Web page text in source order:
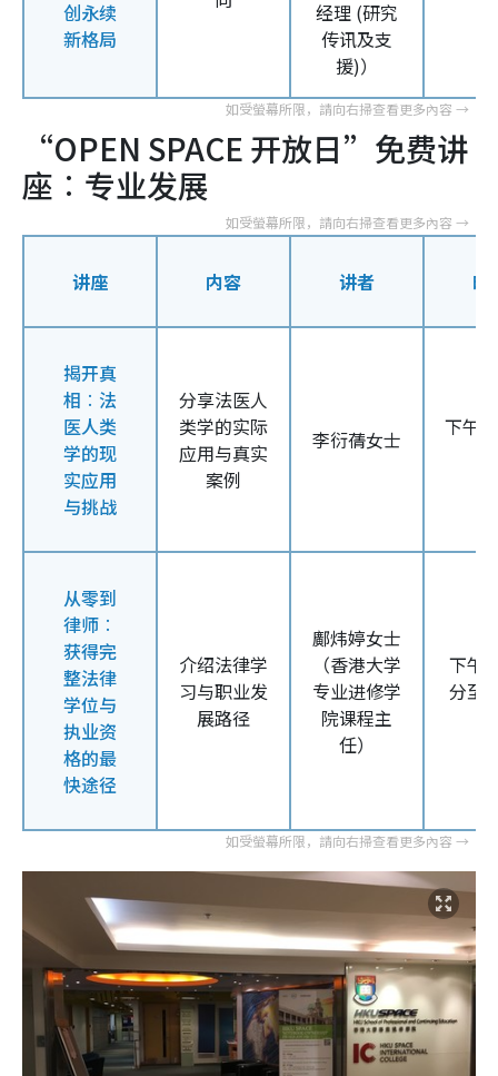
创永续
新格局
经理 (研究
传讯及支
援)）
“OPEN SPACE 开放日”免费讲
座︰ 专业发展
讲座 内容 讲者 时
揭开真
相︰法
医人类
学的现
实应用
与挑战
分享法医人
类学的实际
应用与真实
案例
李衍蒨女士 下午
从零到
律师︰
获得完
整法律
学位与
执业资
格的最
快途径
介绍法律学
习与职业发
展路径
鄺炜婷女士
（香港大学
专业进修学
院课程主
任）
下午
分至